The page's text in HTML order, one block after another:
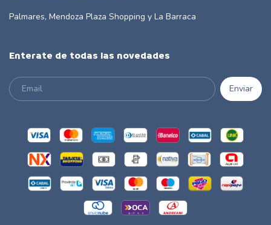
Palmares, Mendoza Plaza Shopping y La Barraca
Enterate de todas las novedades